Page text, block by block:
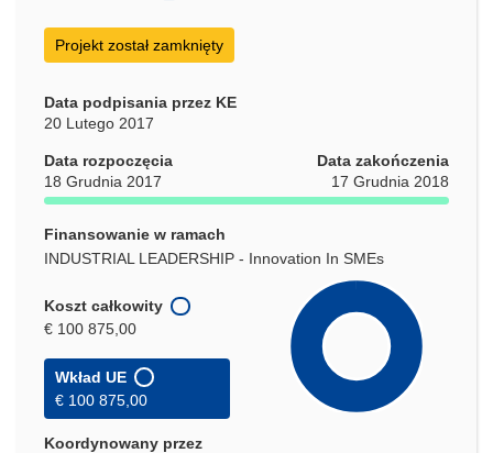
Projekt został zamknięty
Data podpisania przez KE
20 Lutego 2017
Data rozpoczęcia
18 Grudnia 2017
Data zakończenia
17 Grudnia 2018
Finansowanie w ramach
INDUSTRIAL LEADERSHIP - Innovation In SMEs
Koszt całkowity
€ 100 875,00
Wkład UE
€ 100 875,00
Koordynowany przez